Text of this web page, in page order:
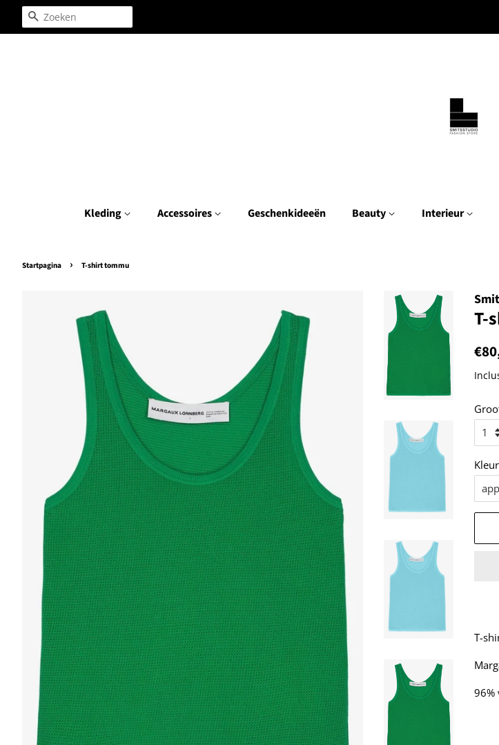
Zoeken
Kleding Accessoires Geschenkideeën Beauty Interieur
Startpagina › T-shirt tommu
T-
Kleur
T-
96%